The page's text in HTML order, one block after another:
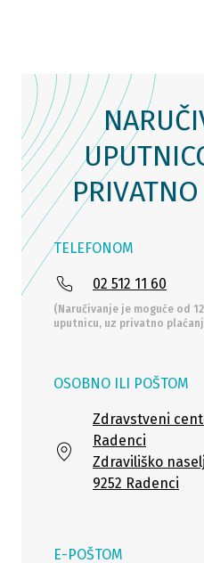
PRIVATNO
TELEFONOM
02 512 11 60
(Naručivanje je moguće od
uputnicu, uz privatno
OSOBNO ILI POŠTOM
Zdravstveni
Radenci
Zdraviliško
9252 Radenci
E-POŠTOM